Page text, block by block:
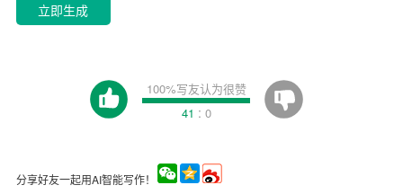
立即生成
100%写友认为很赞
41 : 0
分享好友一起用AI智能写作！